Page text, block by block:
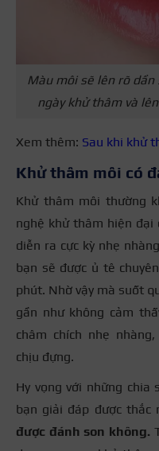
Màu môi sẽ lên rõ
ngày khử thâm và
Xem thêm: Sau khi khử
Khử thâm môi có
Khử thâm môi thường
nghệ khử thâm hiện
diễn ra cực kỳ nhẹ
bạn sẽ được ủ tê
phút. Nhờ vậy mà suốt
gần như không cảm
châm chích nhẹ
chịu đựng.
Hy vọng với những
bạn giải đáp được thắc
được đánh son không.